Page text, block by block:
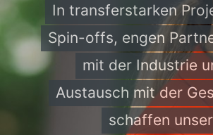
In transferstarken
Spin-offs, engen
mit der Industrie
Austausch mit der
schaffen